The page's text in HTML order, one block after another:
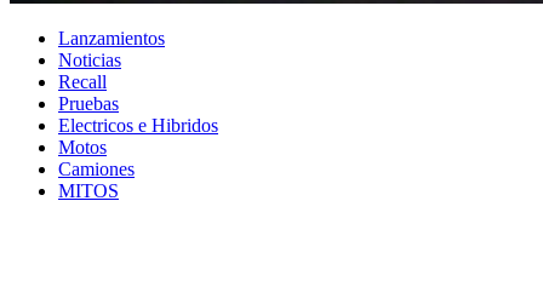
Lanzamientos
Noticias
Recall
Pruebas
Electricos e Hibridos
Motos
Camiones
MITOS